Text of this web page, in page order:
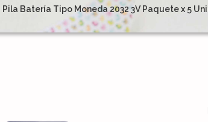
Pila Batería Tipo Moneda 2032 3V Paquete x 5